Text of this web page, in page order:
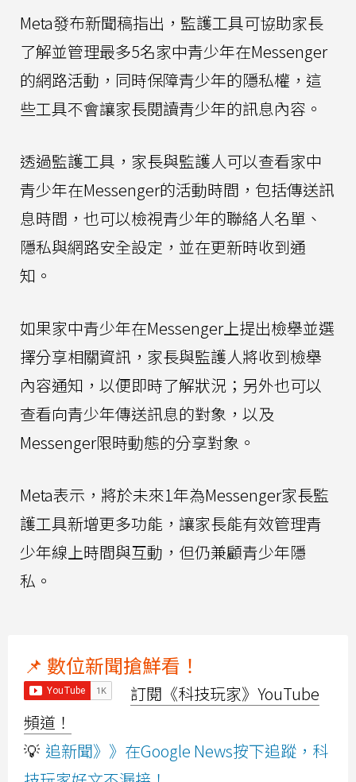
Meta發布新聞稿指出，監護工具可協助家長
了解並管理最多5名家中青少年在Messenger
的網路活動，同時保障青少年的隱私權，這
些工具不會讓家長閱讀青少年的訊息內容。
透過監護工具，家長與監護人可以查看家中
青少年在Messenger的活動時間，包括傳送訊
息時間，也可以檢視青少年的聯絡人名單、
隱私與網路安全設定，並在更新時收到通
知。
如果家中青少年在Messenger上提出檢舉並選
擇分享相關資訊，家長與監護人將收到檢舉
內容通知，以便即時了解狀況；另外也可以
查看向青少年傳送訊息的對象，以及
Messenger限時動態的分享對象。
Meta表示，將於未來1年為Messenger家長監
護工具新增更多功能，讓家長能有效管理青
少年線上時間與互動，但仍兼顧青少年隱
私。
📌 數位新聞搶鮮看！
訂閱《科技玩家》YouTube
頻道！
💡 追新聞》》在Google News按下追蹤，科